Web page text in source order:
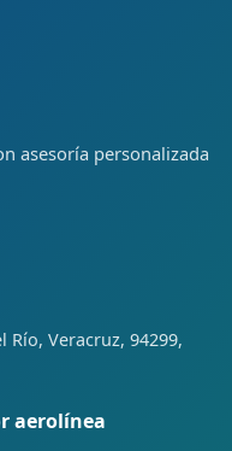
asesoría personalizada
Río, Veracruz, 94299,
aerolínea